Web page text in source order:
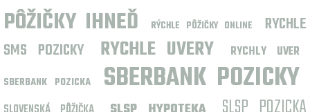
PÔŽIČKY IHNEĎ
RÝCHLE PÔŽIČKY ONLINE
RYCHLE
SMS POZICKY
RYCHLE UVERY RYCHLY UVER
SBERBANK POZICKA SBERBANK POZICKY